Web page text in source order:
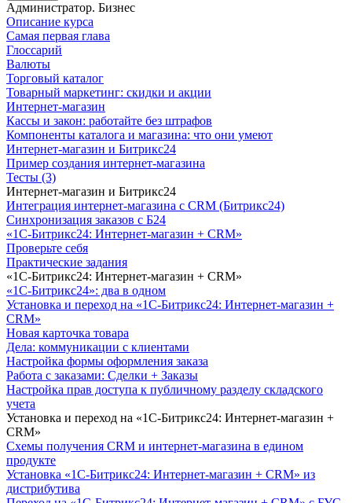
Администратор. Бизнес
Описание курса
Самая первая глава
Глоссарий
Валюты
Торговый каталог
Товарный маркетинг: скидки и акции
Интернет-магазин
Кассы и закон: работайте без штрафов
Компоненты каталога и магазина: что они умеют
Интернет-магазин и Битрикс24
Пример создания интернет-магазина
Тесты (3)
Интернет-магазин и Битрикс24
Интеграция интернет-магазина с CRM (Битрикс24)
Синхронизация заказов с Б24
«1С-Битрикс24: Интернет-магазин + CRM»
Проверьте себя
Практические задания
«1С-Битрикс24: Интернет-магазин + CRM»
«1С-Битрикс24»: два в одном
Установка и переход на «1С-Битрикс24: Интернет-магазин +
CRM»
Новая карточка товара
Дела: коммуникации с клиентами
Настройка формы оформления заказа
Работа с заказами: Сделки + Заказы
Настройка прав доступа к публичному разделу складского
учета
Установка и переход на «1С-Битрикс24: Интернет-магазин +
CRM»
Схемы получения CRM и интернет-магазина в едином
продукте
Установка «1С-Битрикс24: Интернет-магазин + CRM» из
дистрибутива